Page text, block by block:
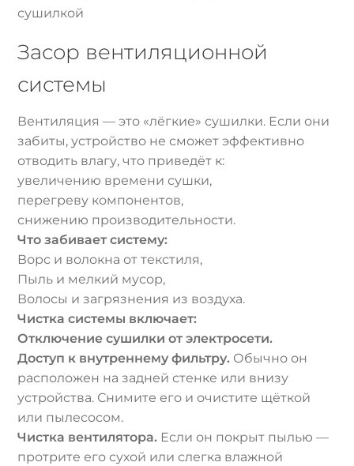
сушилкой
Засор вентиляционной
системы
Вентиляция — это «лёгкие» сушилки. Если они
забиты, устройство не сможет эффективно
отводить влагу, что приведёт к:
увеличению времени сушки,
перегреву компонентов,
снижению производительности.
Что забивает систему:
Ворс и волокна от текстиля,
Пыль и мелкий мусор,
Волосы и загрязнения из воздуха.
Чистка системы включает:
Отключение сушилки от электросети.
Доступ к внутреннему фильтру. Обычно он
расположен на задней стенке или внизу
устройства. Снимите его и очистите щёткой
или пылесосом.
Чистка вентилятора. Если он покрыт пылью —
протрите его сухой или слегка влажной